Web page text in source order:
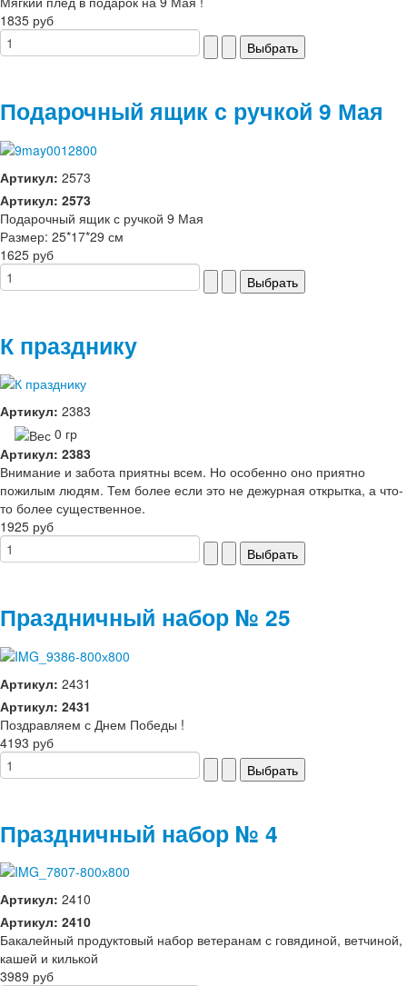
1835 руб
Подарочный ящик с ручкой 9 Мая
Артикул: 2573
Артикул: 2573
Подарочный ящик с ручкой 9 Мая
Размер: 25*17*29 см
1625 руб
К празднику
Артикул: 2383
0 гр
Артикул: 2383
Внимание и забота приятны всем. Но особенно оно приятно
пожилым людям. Тем более если это не дежурная открытка, а что-
то более существенное.
1925 руб
Праздничный набор № 25
Артикул: 2431
Артикул: 2431
Поздравляем с Днем Победы !
4193 руб
Праздничный набор № 4
Артикул: 2410
Артикул: 2410
Бакалейный продуктовый набор ветеранам с говядиной, ветчиной,
кашей и килькой
3989 руб